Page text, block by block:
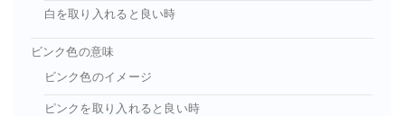
白を取り入れると良い時
ビンク色の意味
ビンク色のイメージ
ピンクを取り入れると良い時